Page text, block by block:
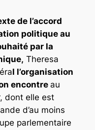
de l’accord
politique au
par la
Theresa
l l’organisation
encontre au
dont elle est
d’au moins
parlementaire